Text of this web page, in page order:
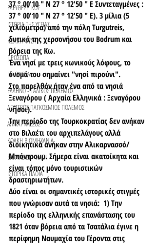
ΕΛΕΥΘΕΡΗ ΚΩΣ
ΙΣΤΟΡΙΑ ΤΗΣ ΥΓΕΙΑΣ
ΚΩΑΚΗ ΦΥΣΗ
ΠΡΟΣΩΠΑ
ΓΕΓΟΝΟΤΑ
ΕΛΛΗΝΟ -ΙΤΑΛΙΚΟΣ ΠΟΛΕΜΟΣ
ΔΕΥΤΕΡΟΣ ΠΑΓΚΟΣΜΙΟΣ ΠΟΛΕΜΟΣ
ΑΛΙΚΑΡΝΑΣΣΟΣ
ΚΩΑΚΗ ΒΙΟΜΗΧΑΝΙΑ
ΕΚΚΛΗΣΙΕΣ - ΝΑΟΙ
ΙΣΤΟΡΙΚΑ ΠΛΟΙΑ
37 ° 00′10 ″ N 27 ° 12′50 ″ E Συντεταγμένες :
37 ° 00′10 ″ N 27 ° 12′50 ″ E). 3 μίλια (5
χιλιόμετρα) από την πόλη Turgutreis,
δυτικά της χερσονήσου του Bodrum και
βόρεια της Κω.
Ένα νησί με τρεις κωνικούς λόφους, το
όνομά του σημαίνει "νησί πιρούνι".
Στο παρελθόν ήταν ένα από τα νησιά
Ξεναγόρου ( Αρχαία Ελληνικά : Ξεναγόρου
νῆσοι).
Την περίοδο της Τουρκοκρατίας δεν ανήκαν
στο Βιλαέτι του αρχιπελάγους αλλά
διοικητικά ανήκαν στην Αλικαρνασσό/
Μπόντρουμ. Σήμερα είναι ακατοίκητα και
είναι τόπος μόνο τουριστικών
δραστηριωτήτων.
Δύο είναι οι σημαντικές ιστορικές στιγμές
που γνώρισαν αυτά τα νησιά:  1) Την
περίοδο της ελληνικής επανάστασης του
1821 όταν βόρεια από τα Τσατάλια έγινε η
περίφημη Ναυμαχία του Γέροντα στις